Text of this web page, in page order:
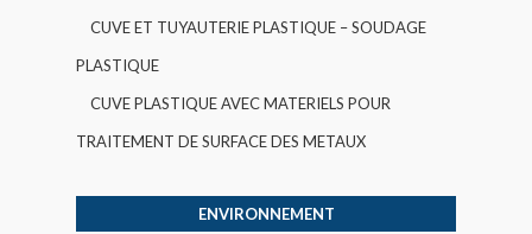
CUVE ET TUYAUTERIE PLASTIQUE – SOUDAGE
PLASTIQUE
CUVE PLASTIQUE AVEC MATERIELS POUR
TRAITEMENT DE SURFACE DES METAUX
ENVIRONNEMENT